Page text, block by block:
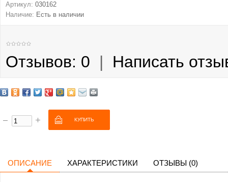
Артикул: 030162
Наличие: Есть в наличии
Отзывов: 0 | Написать
ОПИСАНИЕ ХАРАКТЕРИСТИКИ ОТЗЫВЫ (0)